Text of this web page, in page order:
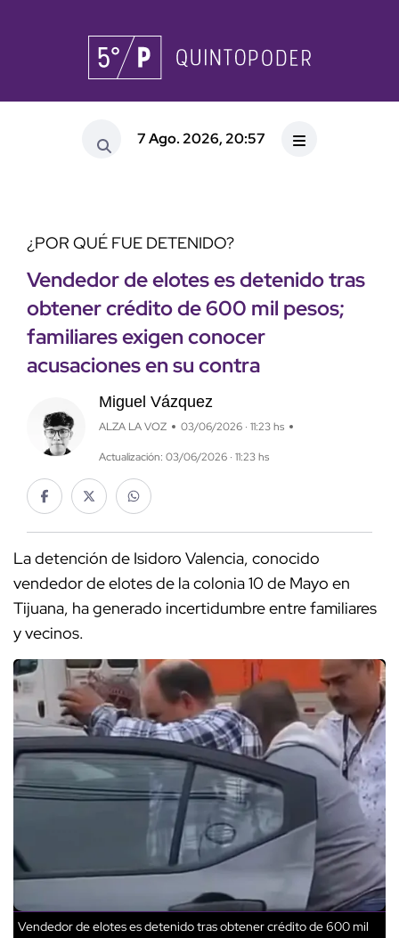
7 Ago. 2026, 20:57
¿POR QUÉ FUE DETENIDO?
Vendedor de elotes es detenido tras
obtener crédito de 600 mil pesos;
familiares exigen conocer
acusaciones en su contra
Miguel Vázquez
ALZA LA VOZ 03/06/2026 · 11:23 hs
Actualización: 03/06/2026 · 11:23 hs
La detención de Isidoro Valencia, conocido
vendedor de elotes de la colonia 10 de Mayo en
Tijuana, ha generado incertidumbre entre familiares
y vecinos.
Vendedor de elotes es detenido tras obtener crédito de 600 mil